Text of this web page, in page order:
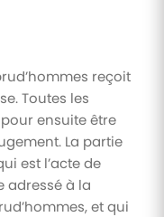
reçoit
Toutes les
ensuite être
La partie
est l’acte de
adressé à la
et qui